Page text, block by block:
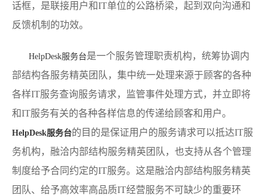
话框，是联接用户和IT单位的公路桥梁，起到双向沟通和
反馈机制的功效。
HelpDesk服务台是一个服务管理职责机构，统筹协调内
部结构各服务精英团队，集中统一处理来源于顾客的各种
各样IT服务查询服务请求，监管事件处理方式，并立即将
和IT服务有关的各种各样信息的传递给顾客和用户。
HelpDesk服务台的目的是保证用户的服务请求可以抵达IT服
务机构，融洽内部结构服务精英团队，也支持从各个管理
制度给予合同约定的IT服务。这是融洽内部结构服务精英
团队、给予高效率高品质IT经营服务不可缺少的重要环